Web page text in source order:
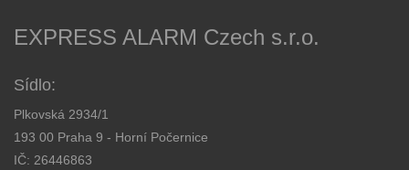
EXPRESS ALARM Czech s.r.o.
Sídlo:
Plkovská 2934/1
193 00 Praha 9 - Horní Počernice
IČ: 26446863